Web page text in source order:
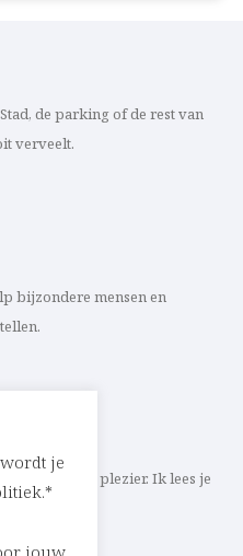
de parking of de rest van
verveelt.
bijzondere mensen en
Met veel plezier. Ik lees je
je